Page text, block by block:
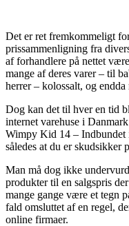
Det er ret fremkommeligt
prissammenligning fra
af forhandlere på nettet
mange af deres varer – til
herrer – kolossalt, og
Dog kan det til hver en tid
internet varehuse i
Wimpy Kid 14 – Indbundet
således at du er skudsikker
Man må dog ikke
produkter til en salgspris
mange gange være et tegn
fald omsluttet af en regel,
online firmaer.